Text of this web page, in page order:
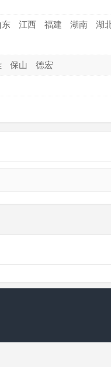
东 江西 福建 湖南 湖
保山 德宏